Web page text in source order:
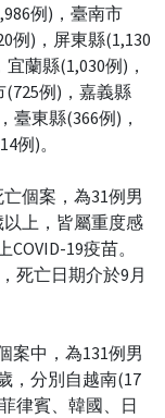
例)，臺南市
例)，屏東縣(1,130
蘭縣(1,030例)，
(725例)，嘉義縣
臺東縣(366例)，
例)。
個案，為31例男
上，皆屬重度感
19疫苗。
死亡日期介於9月
案中，為131例男
，分別自越南(17
律賓、韓國、日